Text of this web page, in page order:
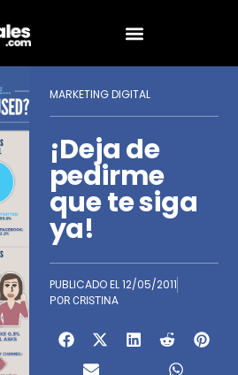
MARKETING DIGITAL
¡Deja de
pedirme
que te siga
ya!
PUBLICADO EL12/05/2011
POR CRISTINA